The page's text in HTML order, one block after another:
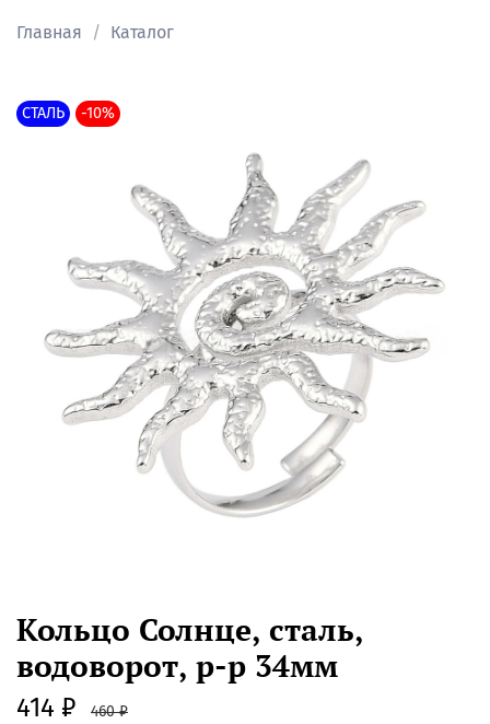
Главная Каталог
СТАЛЬ -10%
Кольцо Солнце, сталь,
водоворот, р-р 34мм
414 ₽ 460 ₽